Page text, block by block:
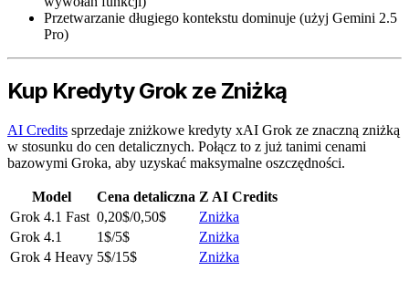
Przetwarzanie długiego kontekstu dominuje (użyj Gemini 2.5
Pro)
Kup Kredyty Grok ze Zniżką
AI Credits sprzedaje zniżkowe kredyty xAI Grok ze znaczną zniżką
w stosunku do cen detalicznych. Połącz to z już tanimi cenami
bazowymi Groka, aby uzyskać maksymalne oszczędności.
Model Cena detaliczna Z AI Credits
Grok 4.1 Fast 0,20$/0,50$
Zniżka
Grok 4.1
1$/5$
Zniżka
Grok 4 Heavy 5$/15$ Zniżka